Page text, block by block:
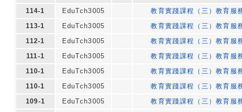
114-1
EduTch3005 教育實踐課程（三）教育服
113-1
EduTch3005 教育實踐課程（三）教育服
112-1
EduTch3005 教育實踐課程（三）教育服
111-1
EduTch3005 教育實踐課程（三）教育服
110-1
EduTch3005 教育實踐課程（三）教育服
110-1
EduTch3005 教育實踐課程（三）教育服
109-1
EduTch3005 教育實踐課程（三）教育服